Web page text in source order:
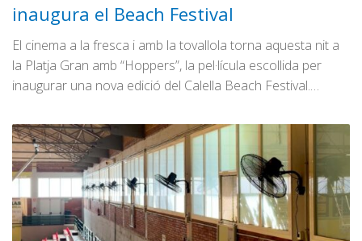
inaugura el Beach Festival
El cinema a la fresca i amb la tovallola torna aquesta nit a
la Platja Gran amb “Hoppers”, la pel·lícula escollida per
inaugurar una nova edició del Calella Beach Festival.…